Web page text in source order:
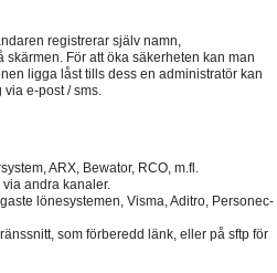
registrerar själv namn,
För att öka säkerheten kan man
ligga låst tills dess en administratör kan
e-post / sms.
ARX, Bewator, RCO, m.fl.
via andra kanaler.
lönesystemen, Visma, Aditro, Personec-
som förberedd länk, eller på sftp för